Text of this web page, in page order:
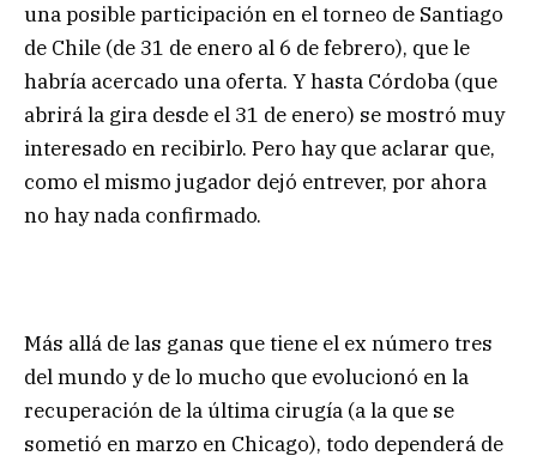
una posible participación en el torneo de Santiago
de Chile (de 31 de enero al 6 de febrero), que le
habría acercado una oferta. Y hasta Córdoba (que
abrirá la gira desde el 31 de enero) se mostró muy
interesado en recibirlo. Pero hay que aclarar que,
como el mismo jugador dejó entrever, por ahora
no hay nada confirmado.
Más allá de las ganas que tiene el ex número tres
del mundo y de lo mucho que evolucionó en la
recuperación de la última cirugía (a la que se
sometió en marzo en Chicago), todo dependerá de